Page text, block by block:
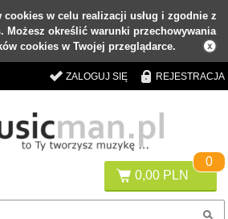
w celu realizacji usług i zgodnie z
. Możesz określić warunki przechowywania
cookies w Twojej przeglądarce.
ZALOGUJ SIĘ REJESTRACJA
0,00 PLN
0